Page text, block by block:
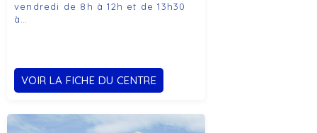
vendredi de 8h à 12h et de 13h30
à…
VOIR LA FICHE DU CENTRE